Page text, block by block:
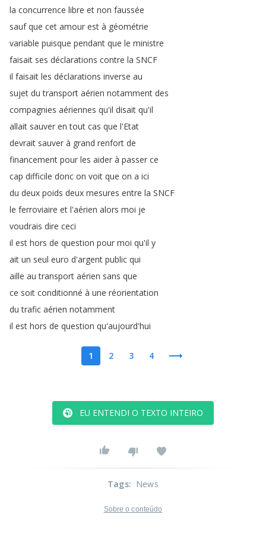
la concurrence libre et non faussée
sauf que cet amour est à géométrie
variable puisque pendant que le ministre
faisait ses déclarations contre la SNCF
il faisait les déclarations inverse au
sujet du transport aérien notamment des
compagnies aériennes qu'il disait qu'il
allait sauver en tout cas que l'Etat
devrait sauver à grand renfort de
financement pour les aider à passer ce
cap difficile donc on voit que on a ici
du deux poids deux mesures entre la SNCF
le ferroviaire et l'aérien alors moi je
voudrais dire ceci
il est hors de question pour moi qu'il y
ait un seul euro d'argent public qui
aille au transport aérien sans que
ce soit conditionné à une réorientation
du trafic aérien notamment
il est hors de question qu'aujourd'hui
1 2 3 4
EU ENTENDI O TEXTO INTEIRO
Tags: News
Sobre o conteúdo